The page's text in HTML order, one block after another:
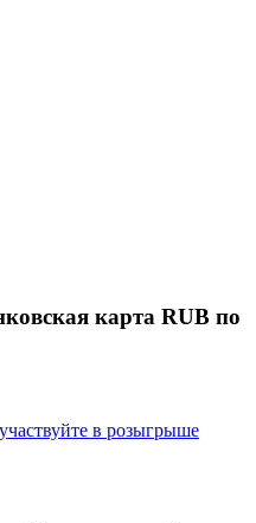
карта RUB по
в розыгрыше